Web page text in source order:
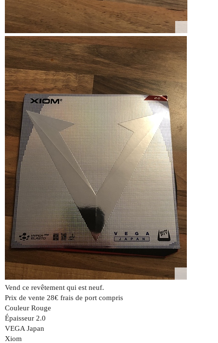
Vend ce revêtement qui est neuf.
Prix de vente 28€ frais de port compris
Couleur Rouge
Épaisseur 2.0
VEGA Japan
Xiom